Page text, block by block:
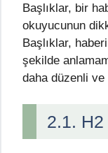
Başlıklar, bir
okuyucunun
Başlıklar,
şekilde
daha düzenli
2.1. H2